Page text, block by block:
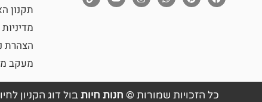
תקנון
הצהרת
מעקב
כל הזכויות שמורות © חנות חיותבול דוג הקניון